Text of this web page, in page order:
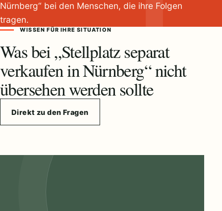
Nürnberg“ bei den Menschen, die ihre Folgen
tragen.
WISSEN FÜR IHRE SITUATION
Was bei „Stellplatz separat
verkaufen in Nürnberg“ nicht
übersehen werden sollte
Direkt zu den Fragen